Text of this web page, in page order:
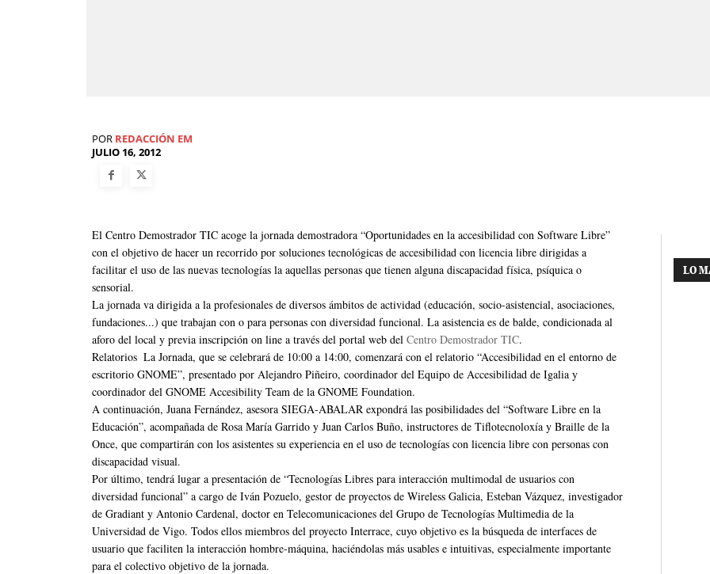
POR REDACCIÓN EM
JULIO 16, 2012
El Centro Demostrador TIC acoge la jornada demostradora “Oportunidades en la accesibilidad con Software Libre”
con el objetivo de hacer un recorrido por soluciones tecnológicas de accesibilidad con licencia libre dirigidas a
facilitar el uso de las nuevas tecnologías la aquellas personas que tienen alguna discapacidad física, psíquica o
sensorial.
La jornada va dirigida a la profesionales de diversos ámbitos de actividad (educación, socio-asistencial, asociaciones,
fundaciones...) que trabajan con o para personas con diversidad funcional. La asistencia es de balde, condicionada al
aforo del local y previa inscripción on line a través del portal web del Centro Demostrador TIC.
Relatorios La Jornada, que se celebrará de 10:00 a 14:00, comenzará con el relatorio “Accesibilidad en el entorno de
escritorio GNOME”, presentado por Alejandro Piñeiro, coordinador del Equipo de Accesibilidad de Igalia y
coordinador del GNOME Accesibility Team de la GNOME Foundation.
A continuación, Juana Fernández, asesora SIEGA-ABALAR expondrá las posibilidades del “Software Libre en la
Educación”, acompañada de Rosa María Garrido y Juan Carlos Buño, instructores de Tiflotecnoloxía y Braille de la
Once, que compartirán con los asistentes su experiencia en el uso de tecnologías con licencia libre con personas con
discapacidad visual.
Por último, tendrá lugar a presentación de “Tecnologías Libres para interacción multimodal de usuarios con
diversidad funcional” a cargo de Iván Pozuelo, gestor de proyectos de Wireless Galicia, Esteban Vázquez, investigador
de Gradiant y Antonio Cardenal, doctor en Telecomunicaciones del Grupo de Tecnologías Multimedia de la
Universidad de Vigo. Todos ellos miembros del proyecto Interrace, cuyo objetivo es la búsqueda de interfaces de
usuario que faciliten la interacción hombre-máquina, haciéndolas más usables e intuitivas, especialmente importante
para el colectivo objetivo de la jornada.
LO